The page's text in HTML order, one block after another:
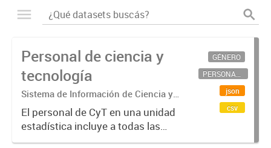
Personal de ciencia y
tecnología
Sistema de Información de Ciencia y
Tecnología Argentino (SICYTAR)
El personal de CyT en una unidad
estadística incluye a todas las
personas involucradas
GÉNERO
PERSONAL CIENTÍFICO-TECNOLÓGICO
json
csv